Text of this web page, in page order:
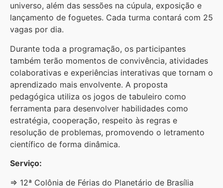
universo, além das sessões na cúpula, exposição e
lançamento de foguetes. Cada turma contará com 25
vagas por dia.
Durante toda a programação, os participantes
também terão momentos de convivência, atividades
colaborativas e experiências interativas que tornam o
aprendizado mais envolvente. A proposta
pedagógica utiliza os jogos de tabuleiro como
ferramenta para desenvolver habilidades como
estratégia, cooperação, respeito às regras e
resolução de problemas, promovendo o letramento
científico de forma dinâmica.
Serviço:
⇒ 12ª Colônia de Férias do Planetário de Brasília